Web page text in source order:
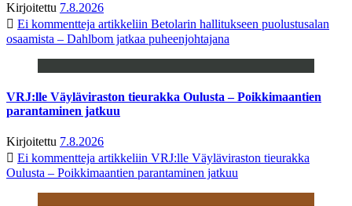
Kirjoitettu 7.8.2026
Ei kommentteja artikkeliin Betolarin hallitukseen puolustusalan
osaamista – Dahlbom jatkaa puheenjohtajana
VRJ:lle Väyläviraston tieurakka Oulusta – Poikkimaantien
parantaminen jatkuu
Kirjoitettu 7.8.2026
Ei kommentteja artikkeliin VRJ:lle Väyläviraston tieurakka
Oulusta – Poikkimaantien parantaminen jatkuu